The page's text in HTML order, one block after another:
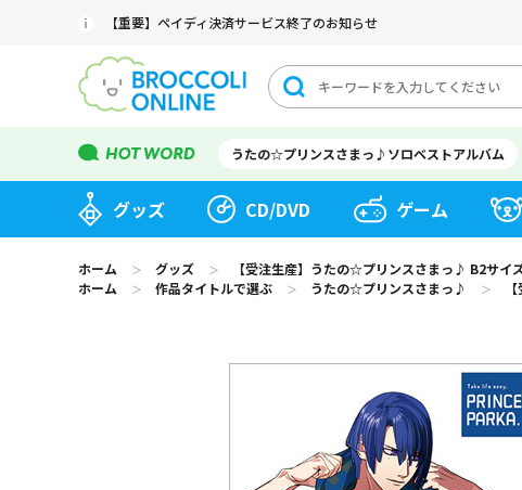
【重要】ペイディ決済サービス終了のお知らせ
うたの☆プリンスさまっ♪ソロベストアルバム
グッズ CD/DVD ゲーム
ホーム ＞ グッズ ＞
【受注生産】うたの☆プリンスさまっ♪ B2サイ
ホーム
＞ 作品タイトルで選ぶ ＞ うたの☆プリンスさまっ♪ ＞